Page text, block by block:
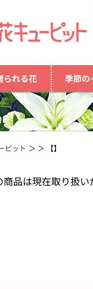
られる花 季節の
ピット 【】
商品は現在取り扱い